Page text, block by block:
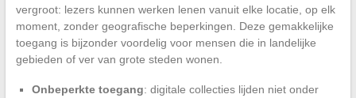
vergroot: lezers kunnen werken lenen vanuit elke locatie, op elk
moment, zonder geografische beperkingen. Deze gemakkelijke
toegang is bijzonder voordelig voor mensen die in landelijke
gebieden of ver van grote steden wonen.
Onbeperkte toegang: digitale collecties lijden niet onder